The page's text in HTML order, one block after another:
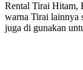
Rental Tirai Hitam,
warna Tirai lainnya
juga di gunakan